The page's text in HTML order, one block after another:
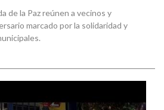
de la Paz reúnen a vecinos y
marcado por la solidaridad y